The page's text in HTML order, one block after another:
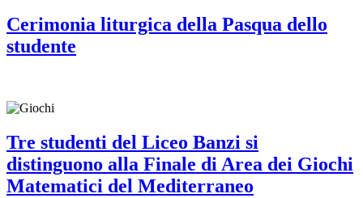
Cerimonia liturgica della Pasqua dello
studente
Tre studenti del Liceo Banzi si
distinguono alla Finale di Area dei Giochi
Matematici del Mediterraneo